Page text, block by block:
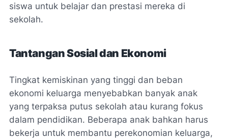
siswa untuk belajar dan prestasi mereka di
sekolah.
Tantangan Sosial dan Ekonomi
Tingkat kemiskinan yang tinggi dan beban
ekonomi keluarga menyebabkan banyak anak
yang terpaksa putus sekolah atau kurang fokus
dalam pendidikan. Beberapa anak bahkan harus
bekerja untuk membantu perekonomian keluarga,